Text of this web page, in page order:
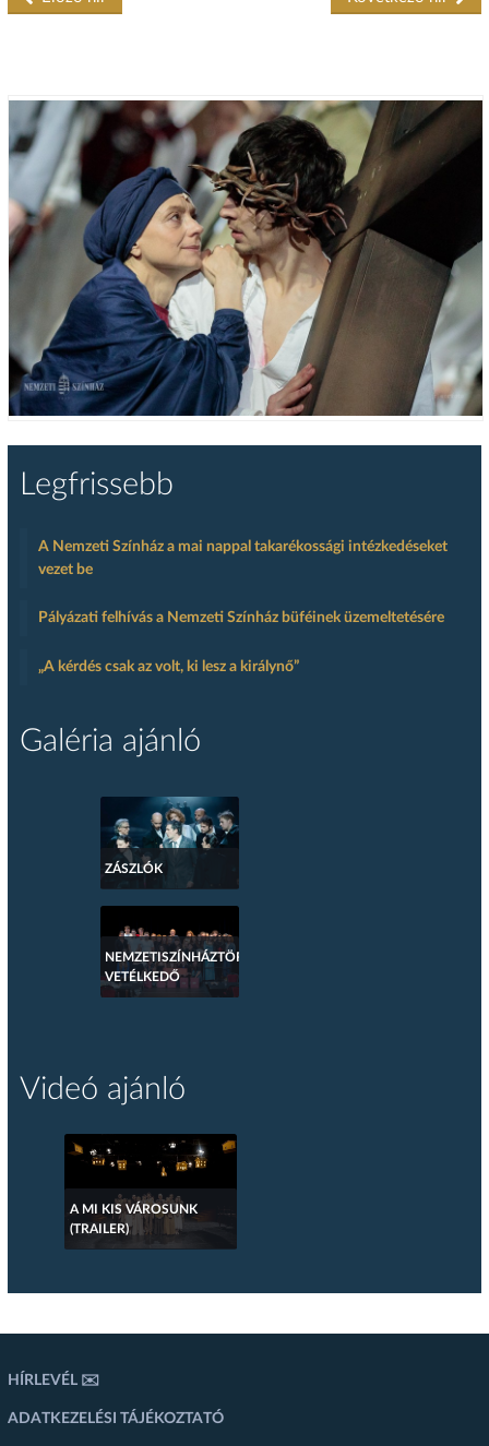
Legfrissebb
A Nemzeti Színház a mai nappal takarékossági intézkedéseket
vezet be
Pályázati felhívás a Nemzeti Színház büféinek üzemeltetésére
„A kérdés csak az volt, ki lesz a királynő”
Galéria ajánló
ZÁSZLÓK
NEMZETISZÍNHÁZTÖRTÉNETI
VETÉLKEDŐ
Videó ajánló
A MI KIS VÁROSUNK
(TRAILER)
HÍRLEVÉL ✉️
ADATKEZELÉSI TÁJÉKOZTATÓ